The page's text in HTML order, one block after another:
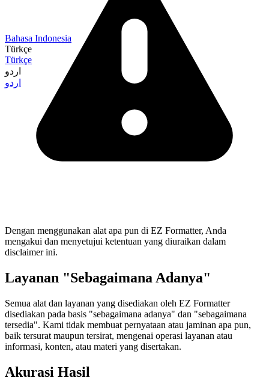
Bahasa Indonesia
Türkçe
Türkçe
اردو
اردو
Dengan menggunakan alat apa pun di EZ Formatter, Anda
mengakui dan menyetujui ketentuan yang diuraikan dalam
disclaimer ini.
Layanan "Sebagaimana Adanya"
Semua alat dan layanan yang disediakan oleh EZ Formatter
disediakan pada basis "sebagaimana adanya" dan "sebagaimana
tersedia". Kami tidak membuat pernyataan atau jaminan apa pun,
baik tersurat maupun tersirat, mengenai operasi layanan atau
informasi, konten, atau materi yang disertakan.
Akurasi Hasil